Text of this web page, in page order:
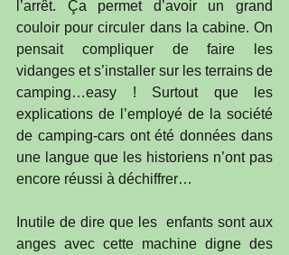
l’arrêt. Ça permet d’avoir un grand
couloir pour circuler dans la cabine. On
pensait compliquer de faire les
vidanges et s’installer sur les terrains de
camping…easy ! Surtout que les
explications de l’employé de la société
de camping-cars ont été données dans
une langue que les historiens n’ont pas
encore réussi à déchiffrer…
Inutile de dire que les  enfants sont aux
anges avec cette machine digne des